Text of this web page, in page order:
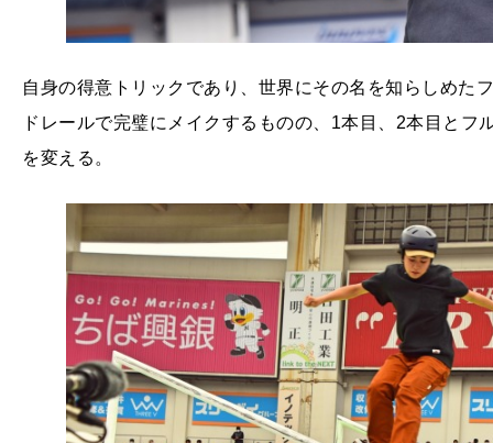
自身の得意トリックであり、世界にその名を知らしめた
ドレールで完璧にメイクするものの、1本目、2本目と
を変える。